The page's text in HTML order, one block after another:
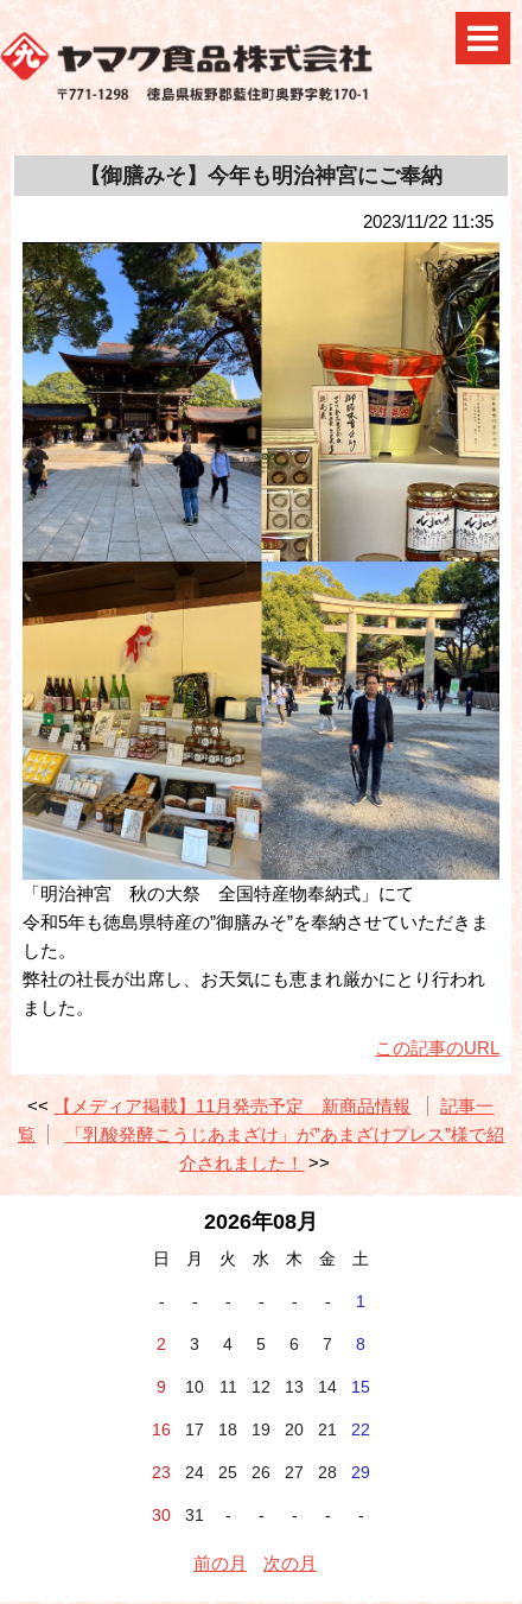
【御膳みそ】今年も明治神宮にご奉納
2023/11/22 11:35
「明治神宮 秋の大祭 全国特産物奉納式」にて
令和5年も徳島県特産の”御膳みそ”を奉納させていただきま
した。
弊社の社長が出席し、お天気にも恵まれ厳かにとり行われ
ました。
この記事のURL
【メディア掲載】11月発売予定 新商品情報
記事一
覧
「乳酸発酵こうじあまざけ」が”あまざけプレス”様で紹
介されました！
2026年08月
日 月 火 水 木 金 土
- - - - - - 1
2 3 4 5 6 7 8
9 10 11 12 13 14 15
16 17 18 19 20 21 22
23 24 25 26 27 28 29
30 31 - - - - -
前の月 次の月